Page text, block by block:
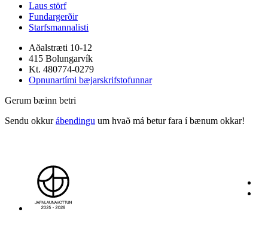
Laus störf
Fundargerðir
Starfsmannalisti
Aðalstræti 10-12
415 Bolungarvík
Kt. 480774-0279
Opnunartími bæjarskrifstofunnar
Gerum bæinn betri
Sendu okkurábendingu um hvað má betur fara í bænum okkar!